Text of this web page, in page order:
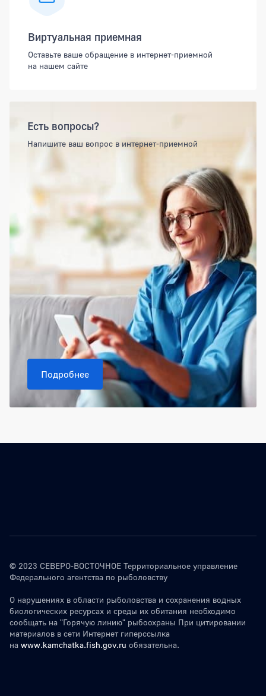
Виртуальная приемная
Оставьте ваше обращение в интернет-приемной
на нашем сайте
Есть вопросы?
Напишите ваш вопрос в интернет-приемной
Подробнее
© 2023 СЕВЕРО-ВОСТОЧНОЕ Территориальное управление
Федерального агентства по рыболовству
О нарушениях в области рыболовства и сохранения водных
биологических ресурсах и среды их обитания необходимо
сообщать на "Горячую линию" рыбоохраны При цитировании
материалов в сети Интернет гиперссылка
на www.kamchatka.fish.gov.ru обязательна.